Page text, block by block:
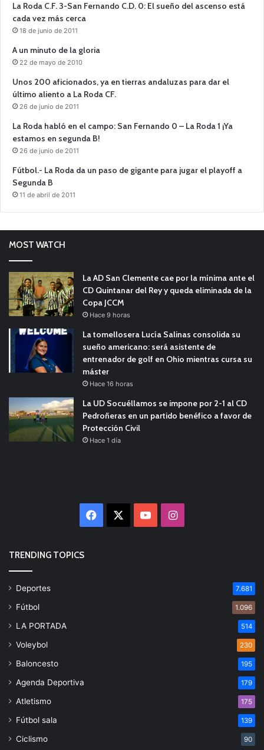
La Roda C.F. 3-San Fernando C.D. 0: El sueño del ascenso está
cada vez más cerca
18 de junio de 2011
A un minuto de la gloria
22 de mayo de 2010
Unos 200 aficionados, ya en tierras andaluzas para dar el
último aliento a La Roda CF.
26 de junio de 2011
La Roda habló en el campo: San Fernando 0 – La Roda 1 ¡Ya
estamos en segunda B!
26 de junio de 2011
Fútbol.- La Roda da un paso de gigante para jugar el playoff a
Segunda B
11 de abril de 2011
MOST WATCH
La AD San Clemente cae por la mínima ante el
CD Quintanar del Rey y queda eliminada de la
Copa JCCM
Hace 9 horas
La tomellosera Lucía Salinas consolida su
sueño americano: será asistente de
entrenador de golf en Ohio mientras cursa su
máster
Hace 16 horas
La UD Socuéllamos se impone por 2-1 al CD
Pedroñeras en un partido benéfico a favor de
Protección Civil
Hace 1 día
Facebook YouTubeInstagram
TRENDING TOPICS
Deportes 7.681
Fútbol 1.096
LA PORTADA 514
Voleybol 230
Baloncesto 195
Agenda Deportiva 179
Atletismo 175
Fútbol sala 139
Ciclismo 90